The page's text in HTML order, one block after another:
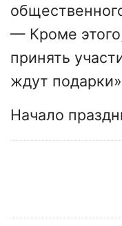
— Кроме
принять
ждут
Начало